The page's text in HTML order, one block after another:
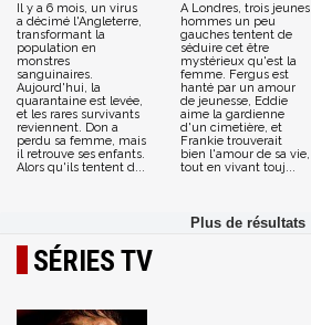
Il y a 6 mois, un virus
a décimé l'Angleterre,
transformant la
population en
monstres
sanguinaires.
Aujourd'hui, la
quarantaine est levée,
et les rares survivants
reviennent. Don a
perdu sa femme, mais
il retrouve ses enfants.
Alors qu'ils tentent d...
A Londres, trois jeunes
hommes un peu
gauches tentent de
séduire cet être
mystérieux qu'est la
femme. Fergus est
hanté par un amour
de jeunesse, Eddie
aime la gardienne
d'un cimetière, et
Frankie trouverait
bien l'amour de sa vie,
tout en vivant touj...
SÉRIES TV